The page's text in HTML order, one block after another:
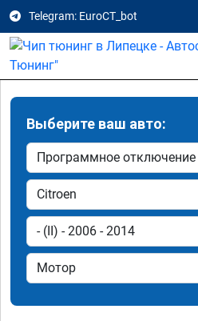
Telegram: EuroCT_bot
Выберите ваш авто: